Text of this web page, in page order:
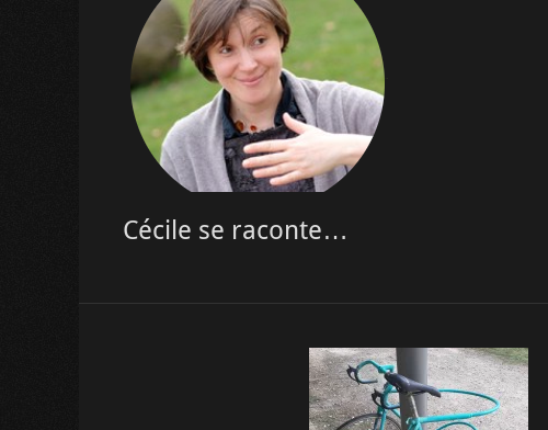
Cécile se raconte…